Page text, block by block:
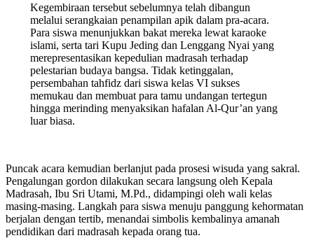
Kegembiraan tersebut sebelumnya telah dibangun
melalui serangkaian penampilan apik dalam pra-acara.
Para siswa menunjukkan bakat mereka lewat karaoke
islami, serta tari Kupu Jeding dan Lenggang Nyai yang
merepresentasikan kepedulian madrasah terhadap
pelestarian budaya bangsa. Tidak ketinggalan,
persembahan tahfidz dari siswa kelas VI sukses
memukau dan membuat para tamu undangan tertegun
hingga merinding menyaksikan hafalan Al-Qur’an yang
luar biasa.
Puncak acara kemudian berlanjut pada prosesi wisuda yang sakral.
Pengalungan gordon dilakukan secara langsung oleh Kepala
Madrasah, Ibu Sri Utami, M.Pd., didampingi oleh wali kelas
masing-masing. Langkah para siswa menuju panggung kehormatan
berjalan dengan tertib, menandai simbolis kembalinya amanah
pendidikan dari madrasah kepada orang tua.